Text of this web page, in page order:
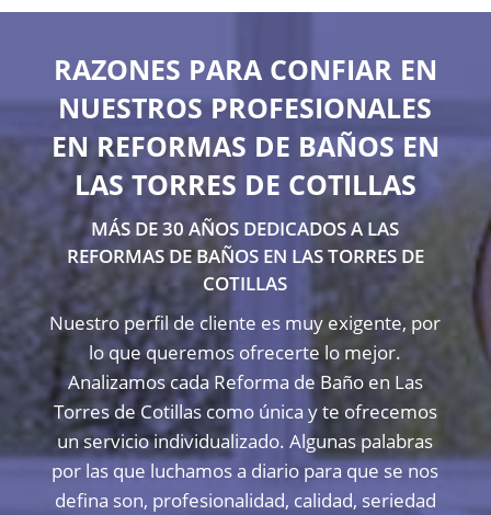
RAZONES PARA CONFIAR EN
NUESTROS PROFESIONALES
EN REFORMAS DE BAÑOS EN
LAS TORRES DE COTILLAS
MÁS DE 30 AÑOS DEDICADOS A LAS
REFORMAS DE BAÑOS EN LAS TORRES DE
COTILLAS
Nuestro perfil de cliente es muy exigente, por
lo que queremos ofrecerte lo mejor.
Analizamos cada Reforma de Baño en Las
Torres de Cotillas como única y te ofrecemos
un servicio individualizado. Algunas palabras
por las que luchamos a diario para que se nos
defina son, profesionalidad, calidad, seriedad